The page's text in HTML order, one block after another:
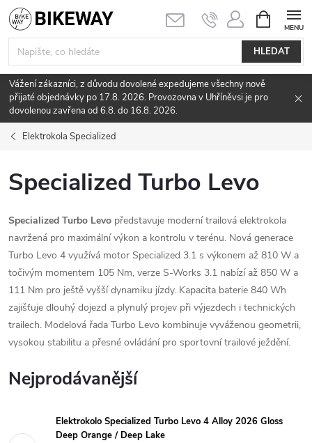
Přejít
na
obsah
HLEDAT
NÁKUPNÍ
KOŠÍK
Vážení zákazníci, z důvodu dovolené expedujeme všechny nově
přijaté objednávky po 17.8. 2026. Provozovna v Uhříněvsi je pro
dovolenou zavřena od 6.8. do 16.8. 2026.
Elektrokola Specialized
Specialized Turbo Levo
Specialized Turbo Levo představuje moderní trailová elektrokola
navržená pro maximální výkon a kontrolu v terénu. Nová generace
Turbo Levo 4 využívá motor Specialized 3.1 s výkonem až 810 W a
točivým momentem 105 Nm, verze S-Works 3.1 nabízí až 850 W a
111 Nm pro ještě vyšší dynamiku jízdy. Kapacita baterie 840 Wh
zajišťuje dlouhý dojezd a plynulý projev při výjezdech i technických
trailech. Modelová řada Turbo Levo kombinuje vyváženou geometrii,
vysokou stabilitu a přesné ovládání pro sportovní trailové ježdění.
Nejprodávanější
Elektrokolo Specialized Turbo Levo 4 Alloy 2026 Gloss
Deep Orange / Deep Lake